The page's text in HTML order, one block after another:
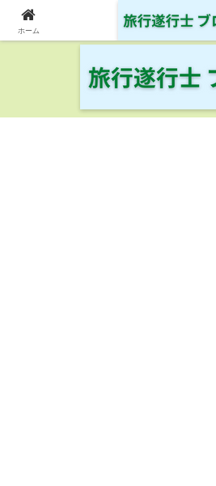
日本の鉄道・空港を制覇した旅
ホーム